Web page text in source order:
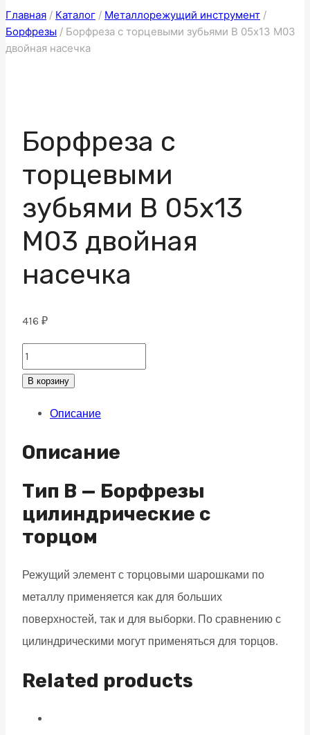
Главная / Каталог / Металлорежущий инструмент /
Борфрезы / Борфреза с торцевыми зубьями B 05х13 M03
двойная насечка
Борфреза с
торцевыми
зубьями B 05х13
M03 двойная
насечка
416 ₽
Борфреза
с
зубьями
M03
двойная
насечка
В корзину
Описание
Описание
Тип B — Борфрезы
цилиндрические с
торцом
Режущий элемент с торцовыми шарошками по
металлу применяется как для больших
поверхностей, так и для выборки. По сравнению с
цилиндрическими могут применяться для торцов.
Related products